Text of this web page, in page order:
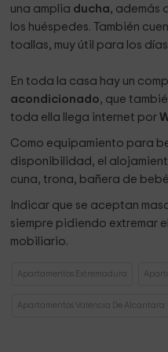
una amplia ducha, además
los huéspedes. También
toallas, muy útil para los
En toda la casa hay un
acondicionado, que
toda ella llega internet por
Como equipamiento para
disponibilidad, el
cuna, trona, bañera de
Indicar que se aceptan
siempre pidiendo extremar
mobiliario.
Apartamentos Extremadura
Apartamentos Valencia De Alcantara